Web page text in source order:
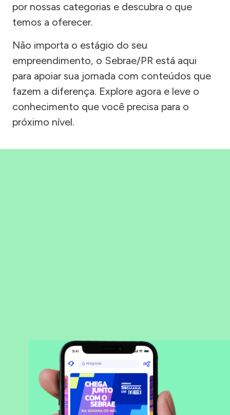
por nossas categorias e descubra o que
temos a oferecer.
Não importa o estágio do seu
empreendimento, o Sebrae/PR está aqui
para apoiar sua jornada com conteúdos que
fazem a diferença. Explore agora e leve o
conhecimento que você precisa para o
próximo nível.